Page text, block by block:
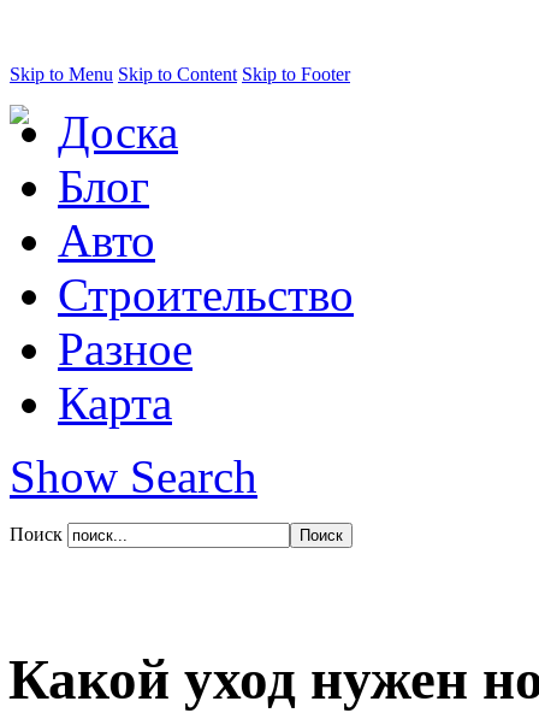
Skip to Menu Skip to Content Skip to Footer
Доска
Блог
Авто
Строительство
Разное
Карта
Show Search
Поиск
Какой уход нужен